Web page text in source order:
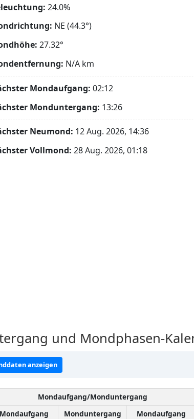
24.0%
NE (44.3°)
27.32°
N/A km
Mondaufgang: 02:12
Monduntergang: 13:26
Neumond: 12 Aug. 2026, 14:36
Vollmond: 28 Aug. 2026, 01:18
und Mondphasen-
anzeigen
Mondaufgang/Monduntergang
Mondaufgang
Monduntergang Mondaufgang